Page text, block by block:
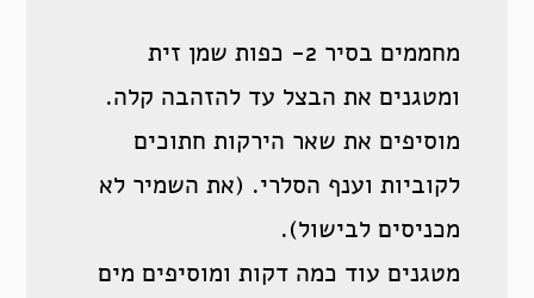
מחממים בסיר 2- כפות שמן זית
ומטגנים את הבצל עד להזהבה קלה.
מוסיפים את שאר הירקות חתוכים
לקוביות וענף הסלרי. (את השמיר לא
מכניסים לבישול).
מטגנים עוד כמה דקות ומוסיפים מים